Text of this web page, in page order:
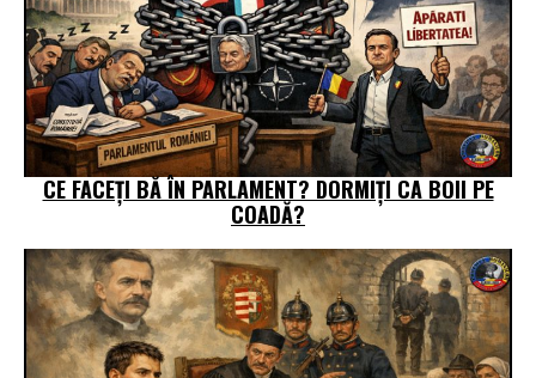
CE FACEȚI BĂ ÎN PARLAMENT? DORMIȚI CA BOII PE
COADĂ?